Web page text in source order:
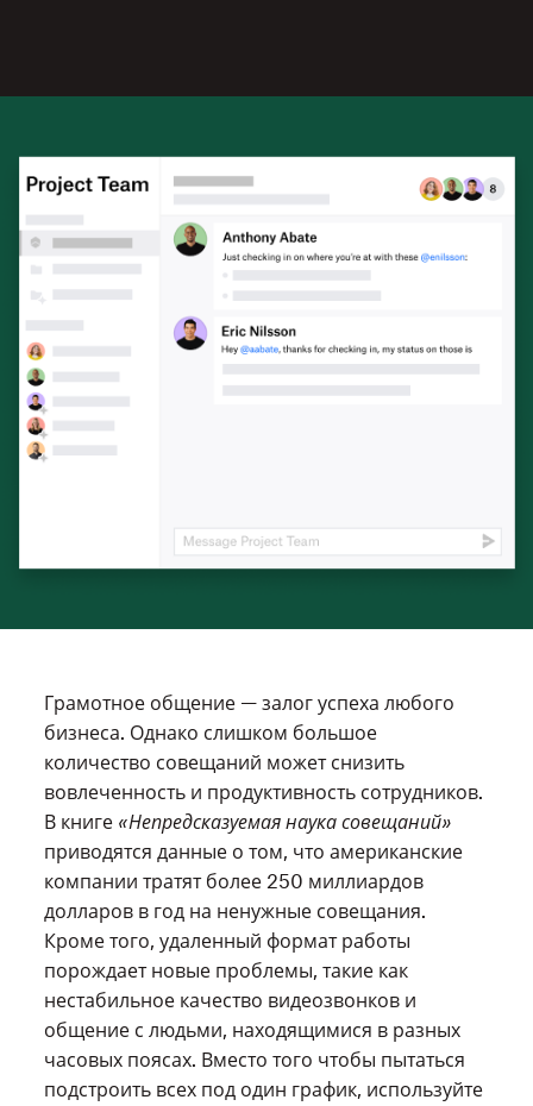
Грамотное общение — залог успеха любого
бизнеса. Однако слишком большое
количество совещаний может снизить
вовлеченность и продуктивность сотрудников.
В книге «Непредсказуемая наука совещаний»
приводятся данные о том, что американские
компании тратят более 250 миллиардов
долларов в год на ненужные совещания.
Кроме того, удаленный формат работы
порождает новые проблемы, такие как
нестабильное качество видеозвонков и
общение с людьми, находящимися в разных
часовых поясах. Вместо того чтобы пытаться
подстроить всех под один график, используйте